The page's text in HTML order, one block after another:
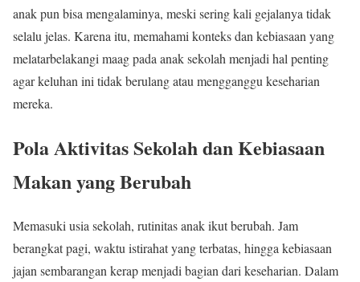
anak pun bisa mengalaminya, meski sering kali gejalanya tidak
selalu jelas. Karena itu, memahami konteks dan kebiasaan yang
melatarbelakangi maag pada anak sekolah menjadi hal penting
agar keluhan ini tidak berulang atau mengganggu keseharian
mereka.
Pola Aktivitas Sekolah dan Kebiasaan
Makan yang Berubah
Memasuki usia sekolah, rutinitas anak ikut berubah. Jam
berangkat pagi, waktu istirahat yang terbatas, hingga kebiasaan
jajan sembarangan kerap menjadi bagian dari keseharian. Dalam